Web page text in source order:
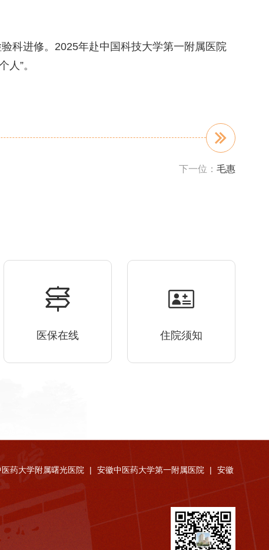
进修。2025年赴中国科技大学第一附属医院
”。
下一位： 毛惠
医保在线 住院须知
医药大学附属曙光医院 | 安徽中医药大学第一附属医院 | 安徽